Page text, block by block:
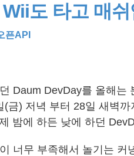
도 타고 매
픈API
Daum DevDay를 올해는
금) 저녁 부터 28일 새벽
밤에 하든 낮에 하던
너무 부족해서 놀기는 커